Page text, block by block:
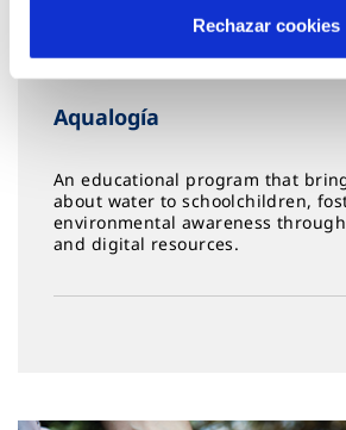
Rechazar cookies
Aqualogía
An educational program that
about water to schoolchildren,
environmental awareness
and digital resources.